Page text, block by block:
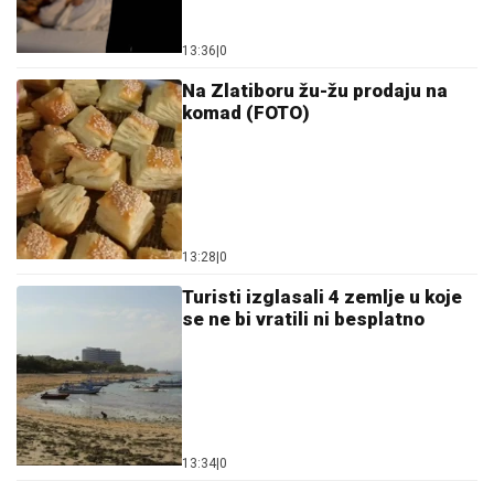
13:36 0
Na Zlatiboru žu-žu prodaju na
komad (FOTO)
13:28 0
Turisti izglasali 4 zemlje u koje
se ne bi vratili ni besplatno
13:34 0